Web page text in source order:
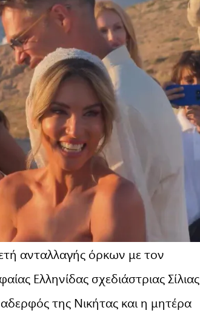
ανταλλαγής όρκων με τον
Ελληνίδας σχεδιάστριας Σίλιας
της Νικήτας και η μητέρα